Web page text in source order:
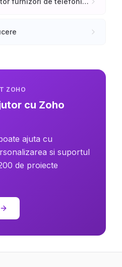
ZOHO
cu Zoho
ajuta cu
si suportul
de proiecte